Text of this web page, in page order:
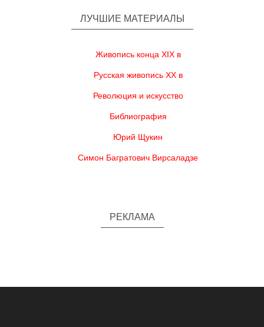
ЛУЧШИЕ МАТЕРИАЛЫ
Живопись конца XIX в
Русская живопись XX в
Революция и искусство
Библиография
Юрий Щукин
Симон Багратович Вирсаладзе
РЕКЛАМА